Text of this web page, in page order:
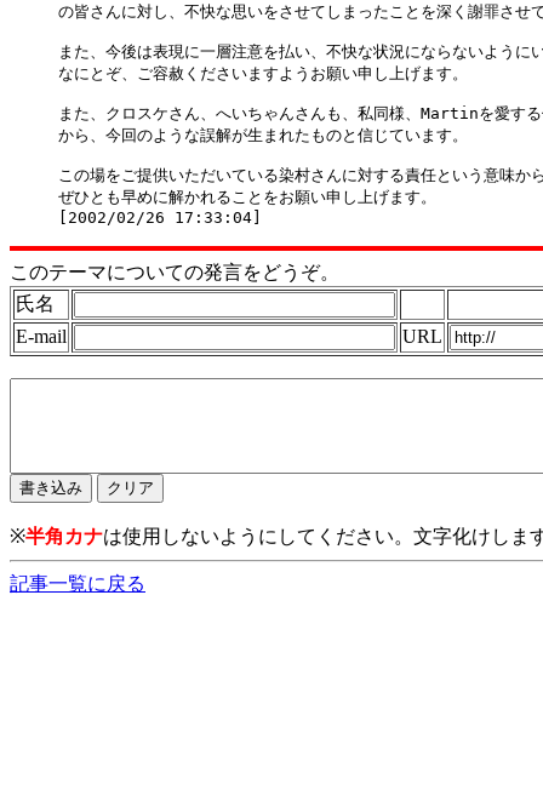
の皆さんに対し、不快な思いをさせてしまったことを深く謝罪させ
また、今後は表現に一層注意を払い、不快な状況にならないように
なにとぞ、ご容赦くださいますようお願い申し上げます。
また、クロスケさん、へいちゃんさんも、私同様、Martinを愛す
から、今回のような誤解が生まれたものと信じています。
この場をご提供いただいている染村さんに対する責任という意味か
ぜひとも早めに解かれることをお願い申し上げます。
このテーマについての発言をどうぞ。
氏名
E-mail
URL
※半角カナは使用しないようにしてください。文字化けしま
記事一覧に戻る